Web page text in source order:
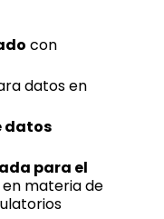
con
datos en
datos
para el
en materia de